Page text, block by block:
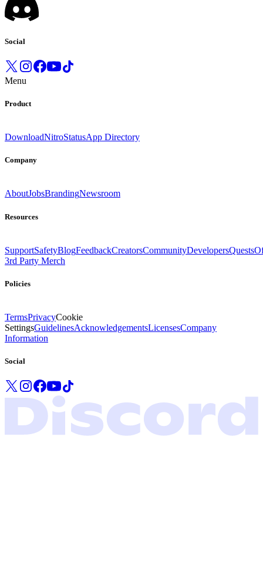
Social
Menu
Product
DownloadNitroStatusApp Directory
Company
AboutJobsBrandingNewsroom
Resources
SupportSafetyBlogFeedbackCreatorsCommunityDevelopersQuests
3rd Party Merch
Policies
TermsPrivacyCookie
SettingsGuidelinesAcknowledgementsLicensesCompany
Information
Social